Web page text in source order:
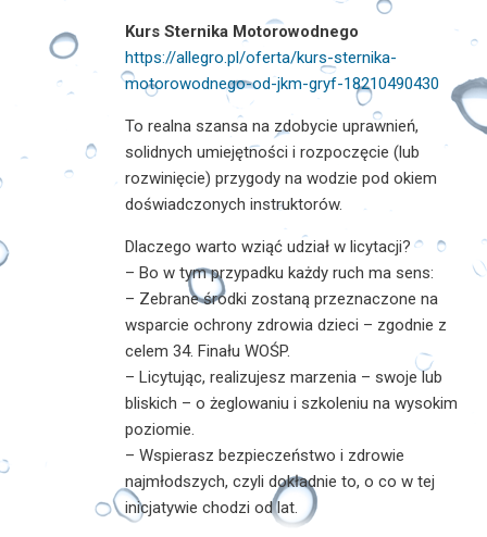
Kurs Sternika Motorowodnego
https://allegro.pl/oferta/kurs-sternika-
motorowodnego-od-jkm-gryf-18210490430
To realna szansa na zdobycie uprawnień,
solidnych umiejętności i rozpoczęcie (lub
rozwinięcie) przygody na wodzie pod okiem
doświadczonych instruktorów.
Dlaczego warto wziąć udział w licytacji?
– Bo w tym przypadku każdy ruch ma sens:
– Zebrane środki zostaną przeznaczone na
wsparcie ochrony zdrowia dzieci – zgodnie z
celem 34. Finału WOŚP.
– Licytując, realizujesz marzenia – swoje lub
bliskich – o żeglowaniu i szkoleniu na wysokim
poziomie.
– Wspierasz bezpieczeństwo i zdrowie
najmłodszych, czyli dokładnie to, o co w tej
inicjatywie chodzi od lat.